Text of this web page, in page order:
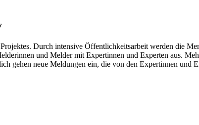
Durch intensive Öffentlichkeitsarbeit werden die
und Melder mit Expertinnen und Experten aus.
gehen neue Meldungen ein, die von den Expertinnen und